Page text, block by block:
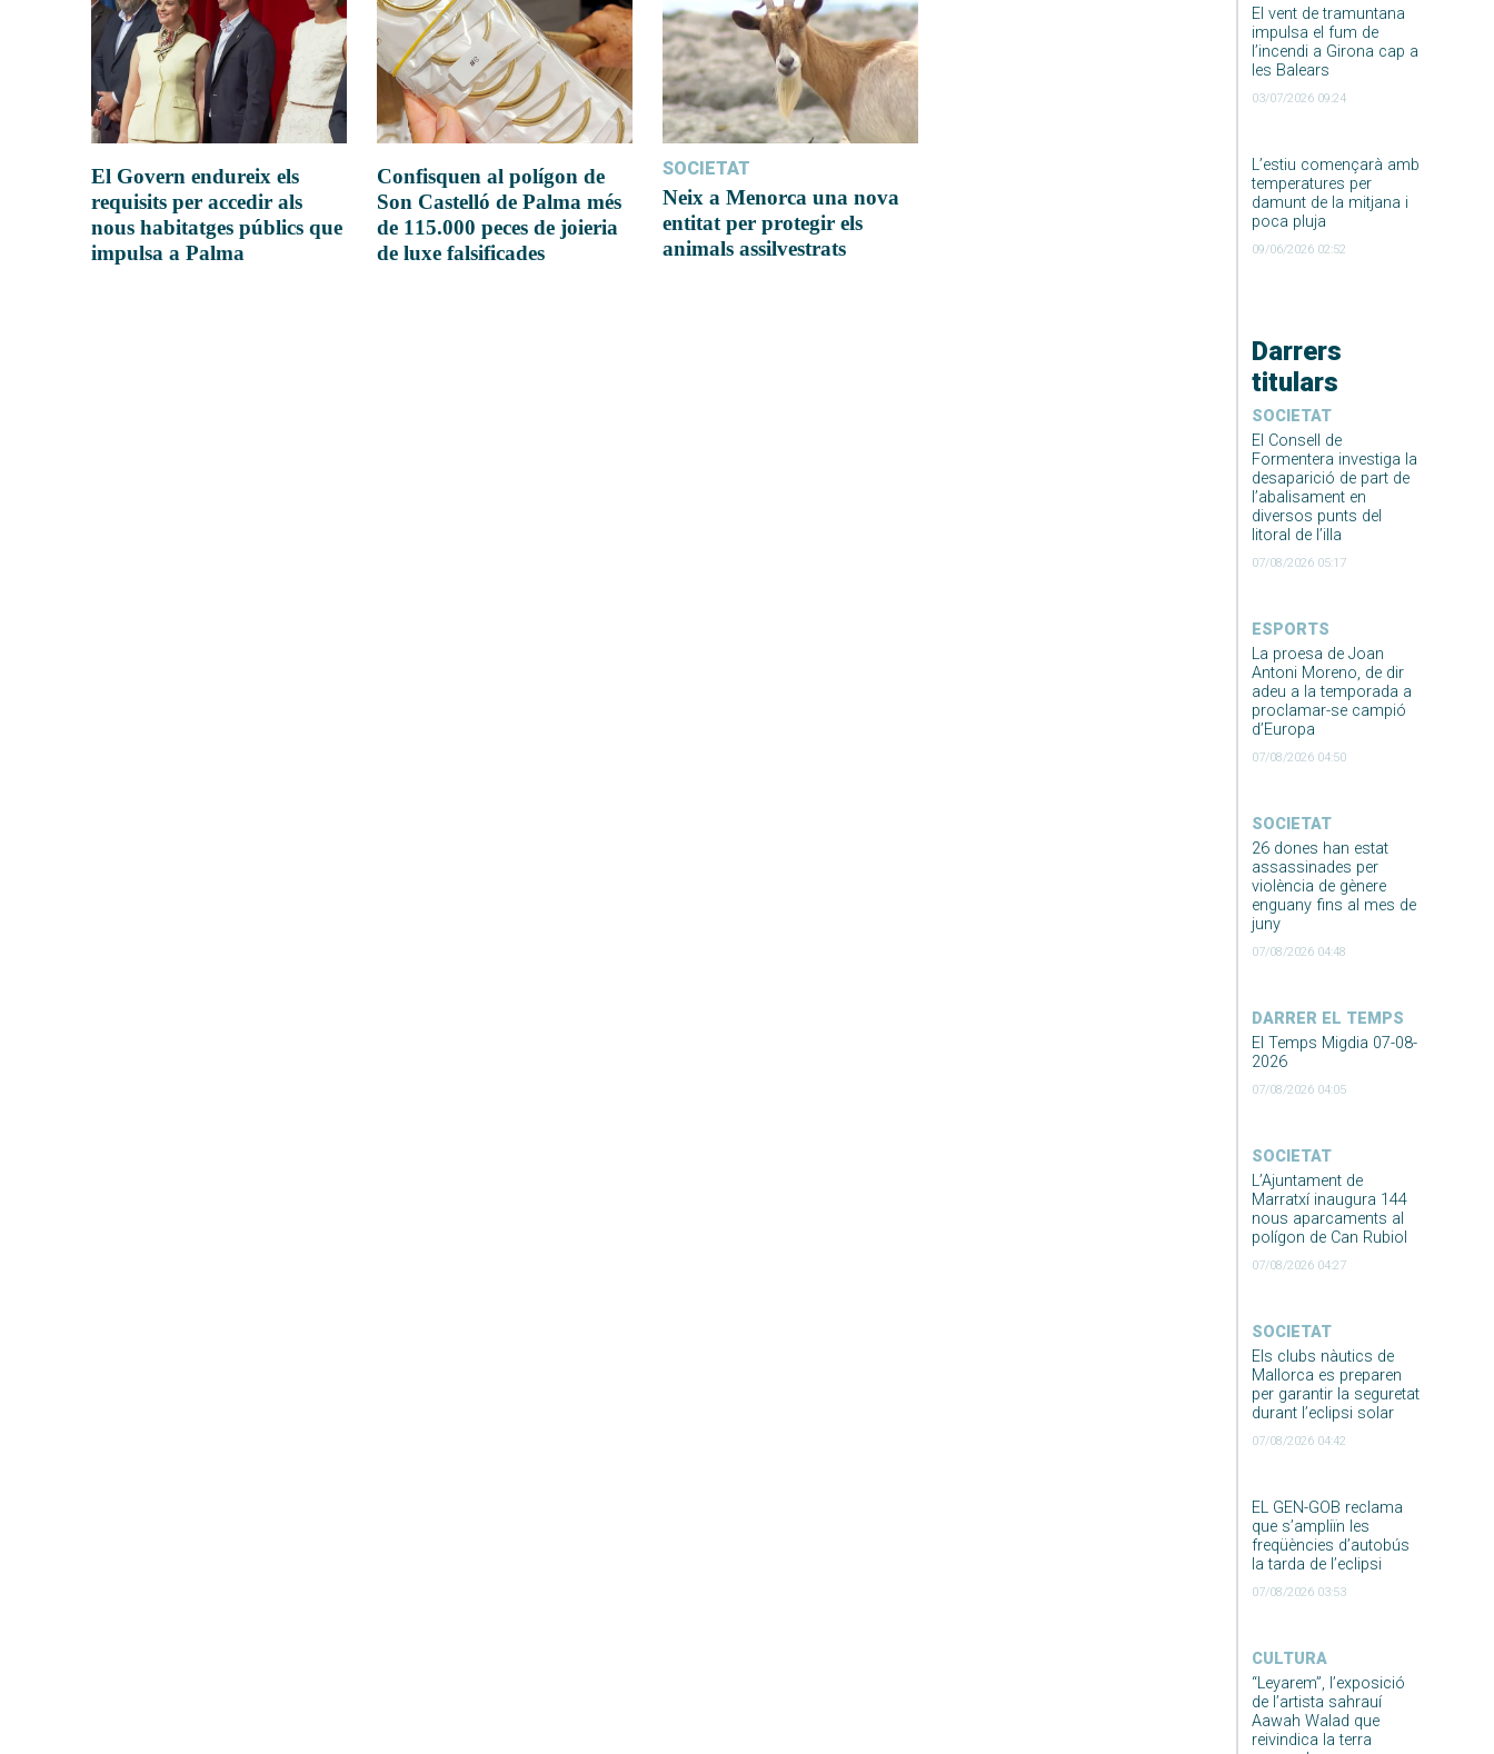
El vent de tramuntana
impulsa el fum de
l’incendi a Girona cap a
les Balears
03/07/2026 09:24
L’estiu començarà amb
temperatures per
damunt de la mitjana i
poca pluja
09/06/2026 02:52
Darrers
titulars
SOCIETAT
El Consell de
Formentera investiga la
desaparició de part de
l’abalisament en
diversos punts del
litoral de l’illa
07/08/2026 05:17
ESPORTS
La proesa de Joan
Antoni Moreno, de dir
adeu a la temporada a
proclamar-se campió
d’Europa
07/08/2026 04:50
SOCIETAT
26 dones han estat
assassinades per
violència de gènere
enguany fins al mes de
juny
07/08/2026 04:48
DARRER EL TEMPS
El Temps Migdia 07-08-
2026
07/08/2026 04:05
SOCIETAT
L’Ajuntament de
Marratxí inaugura 144
nous aparcaments al
polígon de Can Rubiol
07/08/2026 04:27
SOCIETAT
Els clubs nàutics de
Mallorca es preparen
per garantir la seguretat
durant l’eclipsi solar
07/08/2026 04:42
EL GEN-GOB reclama
que s’ampliïn les
freqüències d’autobús
la tarda de l’eclipsi
07/08/2026 03:53
CULTURA
“Leyarem”, l’exposició
de l’artista sahrauí
Aawah Walad que
reivindica la terra
El Govern endureix els
requisits per accedir als
nous habitatges públics que
impulsa a Palma
Confisquen al polígon de
Son Castelló de Palma més
de 115.000 peces de joieria
de luxe falsificades
SOCIETAT
Neix a Menorca una nova
entitat per protegir els
animals assilvestrats